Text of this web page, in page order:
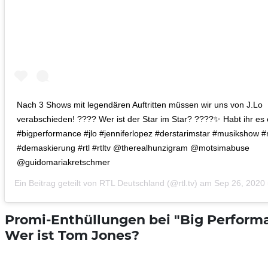
Nach 3 Shows mit legendären Auftritten müssen wir uns von J.Lo
verabschieden! ???? Wer ist der Star im Star? ????✨ Habt ihr es
#bigperformance #jlo #jenniferlopez #derstarimstar #musikshow
#demaskierung #rtl #rtltv @therealhunzigram @motsimabuse
@guidomariakretschmer
Ein Beitrag geteilt von RTL Deutschland (@rtl.tv) am Sep 26, 2020
Promi-Enthüllungen bei "Big
Wer ist Tom Jones?